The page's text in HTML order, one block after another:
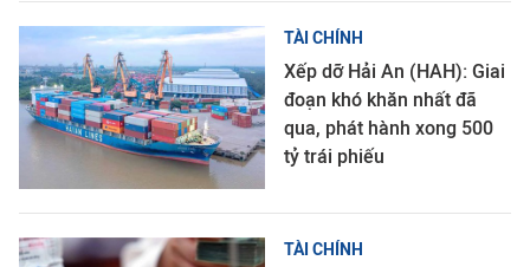
TÀI CHÍNH
Xếp dỡ Hải An (HAH): Giai
đoạn khó khăn nhất đã
qua, phát hành xong 500
tỷ trái phiếu
TÀI CHÍNH